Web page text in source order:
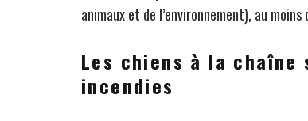
animaux et de l’environnement), au
Les chiens à la
incendies